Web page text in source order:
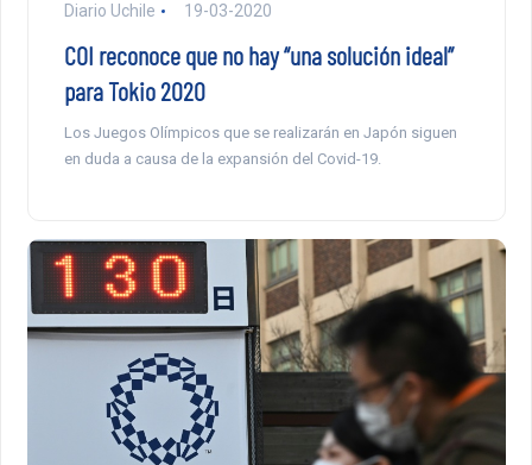
Diario Uchile 19-03-2020
COI reconoce que no hay “una solución ideal”
para Tokio 2020
Los Juegos Olímpicos que se realizarán en Japón siguen
en duda a causa de la expansión del Covid-19.